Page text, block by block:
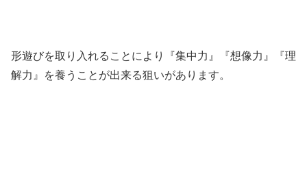
形遊びを取り入れることにより『集中力』『想像力』『理
解力』を養うことが出来る狙いがあります。